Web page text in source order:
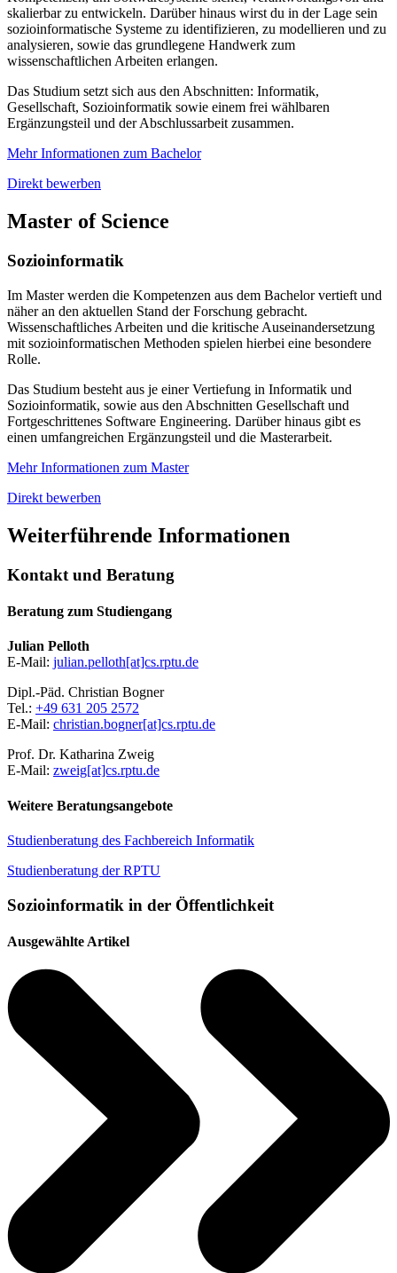
skalierbar zu entwickeln. Darüber hinaus wirst du in der Lage sein
sozioinformatische Systeme zu identifizieren, zu modellieren und zu
analysieren, sowie das grundlegene Handwerk zum
wissenschaftlichen Arbeiten erlangen.
Das Studium setzt sich aus den Abschnitten: Informatik,
Gesellschaft, Sozioinformatik sowie einem frei wählbaren
Ergänzungsteil und der Abschlussarbeit zusammen.
Mehr Informationen zum Bachelor
Direkt bewerben
Master of Science
Sozioinformatik
Im Master werden die Kompetenzen aus dem Bachelor vertieft und
näher an den aktuellen Stand der Forschung gebracht.
Wissenschaftliches Arbeiten und die kritische Auseinandersetzung
mit sozioinformatischen Methoden spielen hierbei eine besondere
Rolle.
Das Studium besteht aus je einer Vertiefung in Informatik und
Sozioinformatik, sowie aus den Abschnitten Gesellschaft und
Fortgeschrittenes Software Engineering. Darüber hinaus gibt es
einen umfangreichen Ergänzungsteil und die Masterarbeit.
Mehr Informationen zum Master
Direkt bewerben
Weiterführende Informationen
Kontakt und Beratung
Beratung zum Studiengang
Julian Pelloth
E-Mail: julian.pelloth[at]cs.rptu.de
Dipl.-Päd. Christian Bogner
Tel.: +49 631 205 2572
E-Mail: christian.bogner[at]cs.rptu.de
Prof. Dr. Katharina Zweig
E-Mail: zweig[at]cs.rptu.de
Weitere Beratungsangebote
Studienberatung des Fachbereich Informatik
Studienberatung der RPTU
Sozioinformatik in der Öffentlichkeit
Ausgewählte Artikel